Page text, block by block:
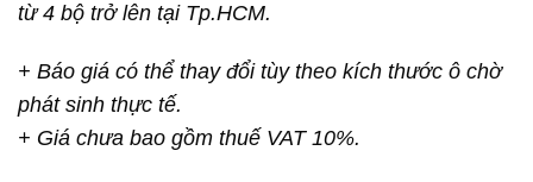
từ 4 bộ trở lên tại Tp.HCM.
+ Báo giá có thể thay đổi tùy theo kích thước ô chờ
phát sinh thực tế.
+ Giá chưa bao gồm thuế VAT 10%.